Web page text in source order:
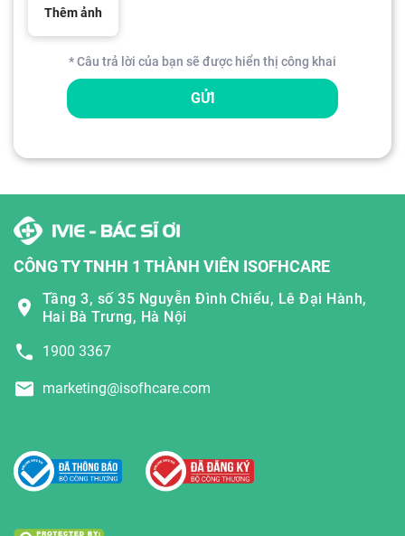
Thêm ảnh
* Câu trả lời của bạn sẽ được hiển thị công khai
GỬI
CÔNG TY TNHH 1 THÀNH VIÊN ISOFHCARE
Tầng 3, số 35 Nguyễn Đình Chiểu, Lê Đại Hành,
Hai Bà Trưng, Hà Nội
1900 3367
marketing@isofhcare.com